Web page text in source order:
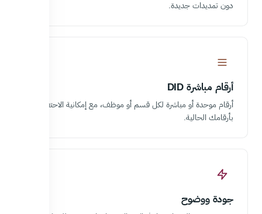
دون تمديدات جديدة.
أرقام مباشرة DID
أرقام موحدة أو مباشرة لكل قسم أو موظف، مع إمكانية الاحتفاظ
بأرقامك الحالية.
جودة ووضوح